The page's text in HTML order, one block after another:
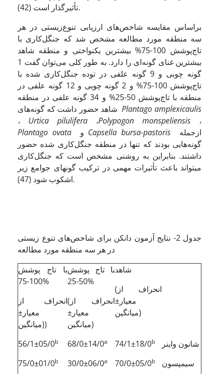
تأثیرگذار است (42).
براساس مقایسه شاخص‌های ارزیابی تنوع‌زیستی در هر
سه منطقه مورد مطالعه مشخص شد که جنگل‌کاری با
تاج‌پوشش 100-75% بیشترین یکنواختی و منطقه شاهد
بیشترین غنای گونه‌ای را دارد. به طور کلی می‌توان گفت 1
گونه چوبی و 9 گونه علفی در توده جنگل‌کاری شده با
تاج‌پوشش 100-75% و 2 گونه چوبی و 12 گونه علفی در
منطقه با تاج‌پوشش 50-25% و 34 گونه علفی در منطقه
شاهد حضور داشت که گونه‌هایPlantago amplexicaulis
، Urtica pilulifera ،Polypogon monspeliensis ،
Plantago ovata
Capsella bursa-pastoris
گونه‌هایی بودند که تنها در منطقه جنگل‌کاری شده حضور
داشتند. بنابراین به روشنی مشخص است که جنگل‌کاری
می­تواند باعث تأثیرات مهمی در ترکیب گونه­ای جوامع زیر
اشکوب شود (47).
جدول 2- نتایج آزمون دانکن برای شاخص‌های تنوع زیستی
در هر سه منطقه مورد مطالعه
با تاج پوشش
100-75%
انحراف از
معیار±
میانگین))
با تاج پوشش
50-25%
(انحراف از
معیار±
میانگین)
شاهد
(انحراف از
معیار±
میانگین)
56/1±05/0b 68/0±14/0a 74/1±18/0b
شانون واینر
75/0±01/0b 30/0±06/0a 70/0±05/0b
سیمپسون